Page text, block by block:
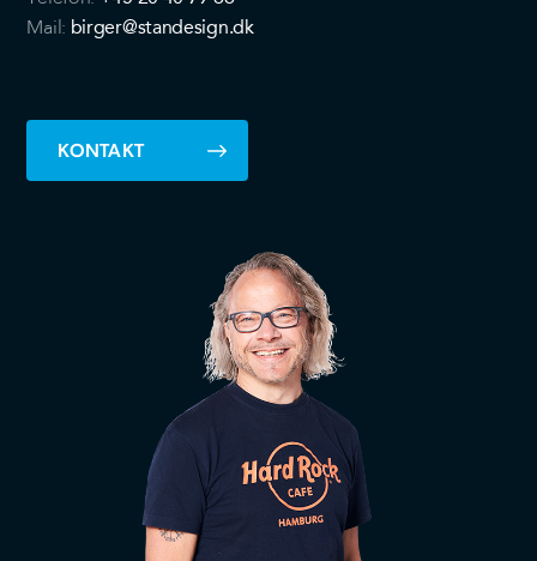
Mail: birger@standesign.dk
KONTAKT